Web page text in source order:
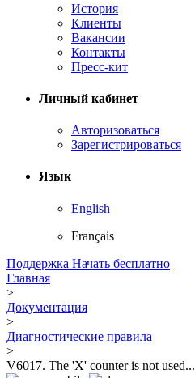
История
Клиенты
Вакансии
Контакты
Пресс-кит
Личный кабинет
Авторизоваться
Зарегистрироваться
Язык
English
Français
Поддержка Начать бесплатно
Главная
>
Документация
>
Диагностические правила
>
V6017. The 'X' counter is not used...